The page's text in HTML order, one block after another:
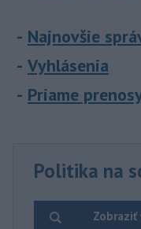
Najnovšie
Vyhlásenia
Priame
Politika na
Zobraziť